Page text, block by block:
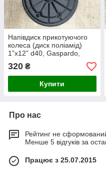
Напівдиск прикотуючого
колеса (диск поліамід)
1”x12” d40, Gaspardo,
F06120420
320 ₴
Купити
Про нас
Рейтинг не
Менше 5 відгуків за
Працює з 25.07.2015